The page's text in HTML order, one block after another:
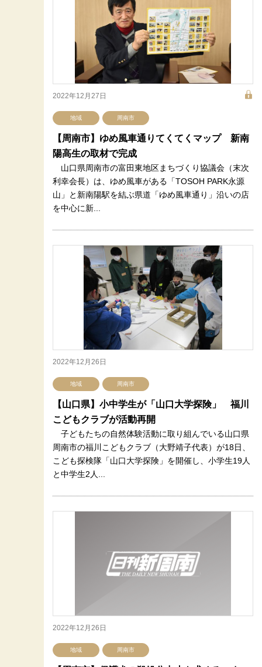
2022年12月27日
地域 周南市
【周南市】ゆめ風車通りてくてくマップ 新南
陽高生の取材で完成
山口県周南市の富田東地区まちづくり協議会（末次
利幸会長）は、ゆめ風車がある「TOSOH PARK永源
山」と新南陽駅を結ぶ県道「ゆめ風車通り」沿いの店
を中心に新...
2022年12月26日
地域 周南市
【山口県】小中学生が「山口大学探険」 福川
こどもクラブが活動再開
子どもたちの自然体験活動に取り組んでいる山口県
周南市の福川こどもクラブ（大野靖子代表）が18日、
こども探検隊「山口大学探険」を開催し、小学生19人
と中学生2人...
2022年12月26日
地域 周南市